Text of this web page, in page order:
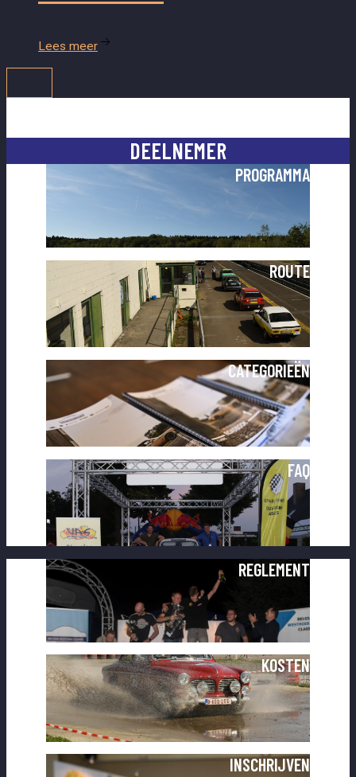
Lees meer
DEELNEMER
PROGRAMMA
ROUTE
CATEGORIEËN
FAQ
REGLEMENT
KOSTEN
INSCHRIJVEN